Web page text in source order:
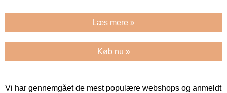
Læs mere »
Køb nu »
Vi har gennemgået de mest populære webshops og anmeldt